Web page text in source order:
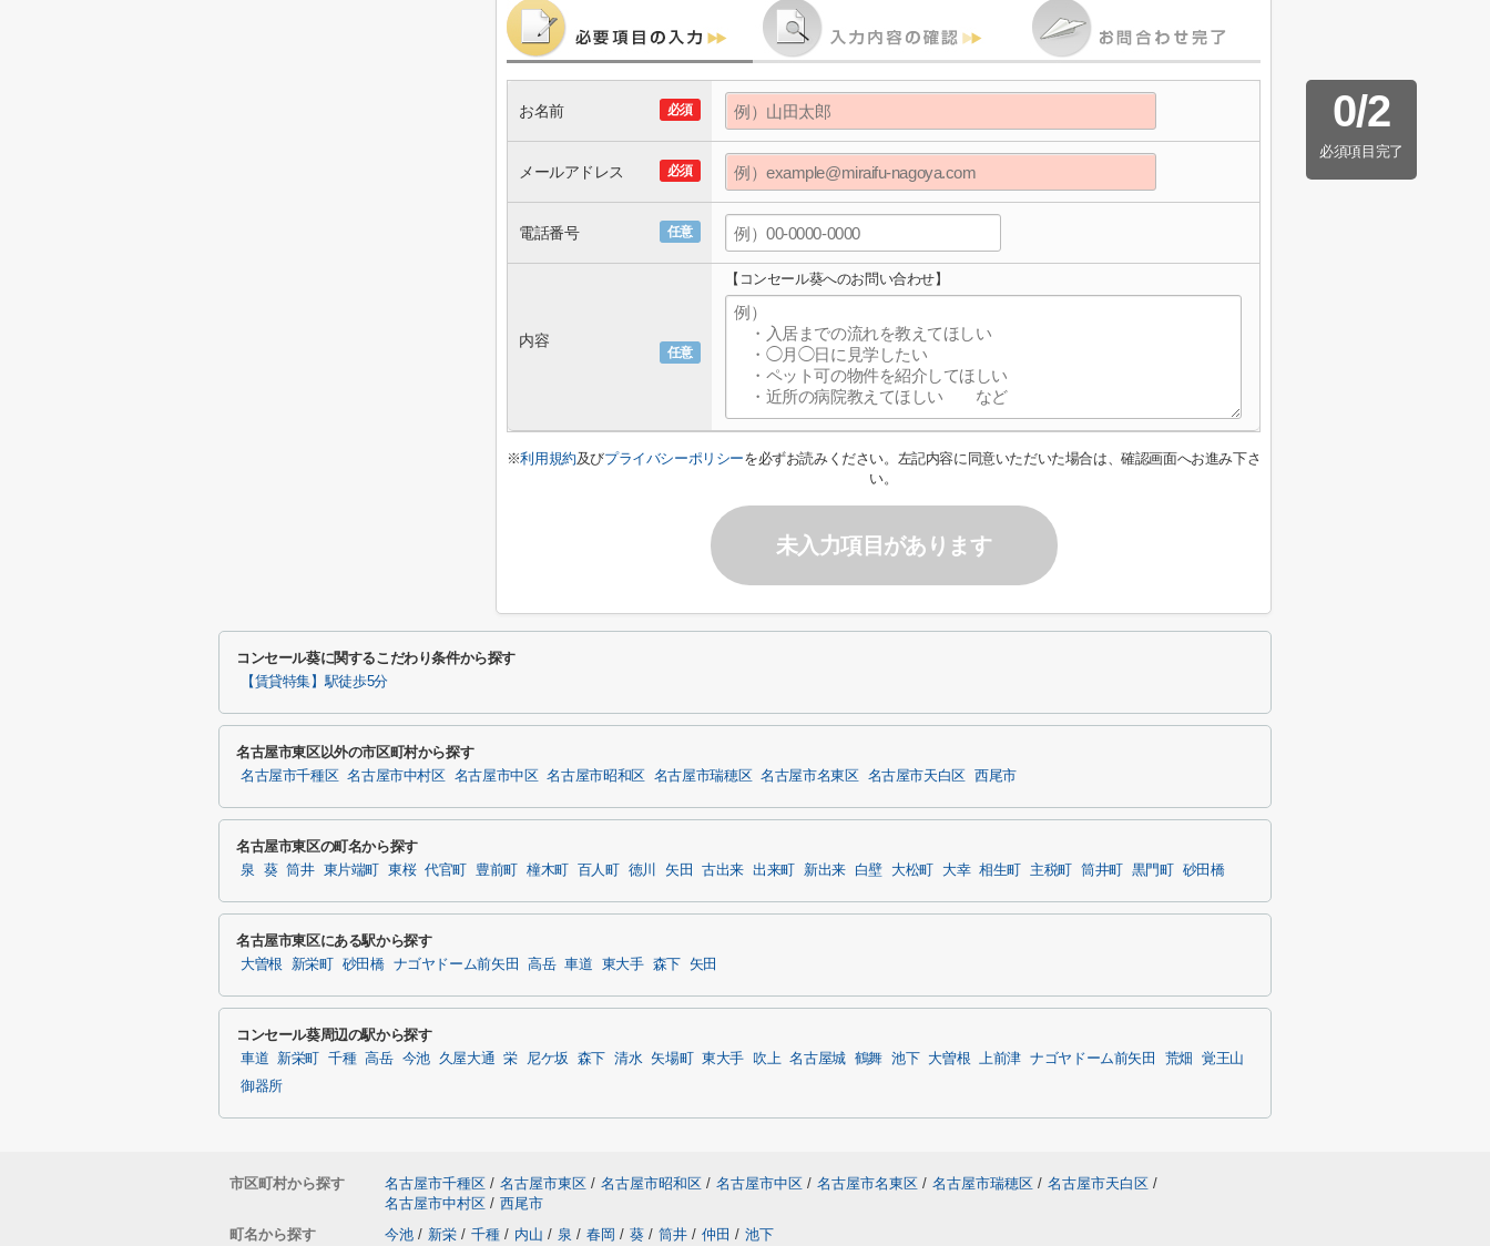
0/2
必須項目完了
必須
お名前
必須
メールアドレス
任意
電話番号
任意
内容
【コンセール葵へのお問い合わせ】
※利用規約及びプライバシーポリシーを必ずお読みください。左記内容に同意いただいた場合は、確認画面へお進み下さ
い。
未入力項目があります
コンセール葵に関するこだわり条件から探す
【賃貸特集】駅徒歩5分
名古屋市東区以外の市区町村から探す
名古屋市千種区 名古屋市中村区 名古屋市中区 名古屋市昭和区 名古屋市瑞穂区 名古屋市名東区 名古屋市天白区 西尾市
名古屋市東区の町名から探す
泉 葵 筒井 東片端町 東桜 代官町 豊前町 橦木町 百人町 徳川 矢田 古出来 出来町 新出来 白壁 大松町 大幸 相生町 主税町 筒井町 黒門町 砂田橋
名古屋市東区にある駅から探す
大曽根 新栄町 砂田橋 ナゴヤドーム前矢田 高岳 車道 東大手 森下 矢田
コンセール葵周辺の駅から探す
車道 新栄町 千種 高岳 今池 久屋大通 栄 尼ケ坂 森下 清水 矢場町 東大手 吹上 名古屋城 鶴舞 池下 大曽根 上前津 ナゴヤドーム前矢田 荒畑
覚王山
御器所
市区町村から探す 名古屋市千種区 / 名古屋市東区 / 名古屋市昭和区 / 名古屋市中区 / 名古屋市名東区 / 名古屋市瑞穂区 / 名古屋市天白区 /
名古屋市中村区 / 西尾市
町名から探す
今池 / 新栄 / 千種 / 内山 / 泉 / 春岡 / 葵 / 筒井 / 仲田 / 池下